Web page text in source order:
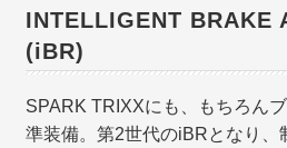
INTELLIGENT BRAKE
(iBR)
SPARK TRIXXにも、もちろん
準装備。第2世代のiBRとなり、